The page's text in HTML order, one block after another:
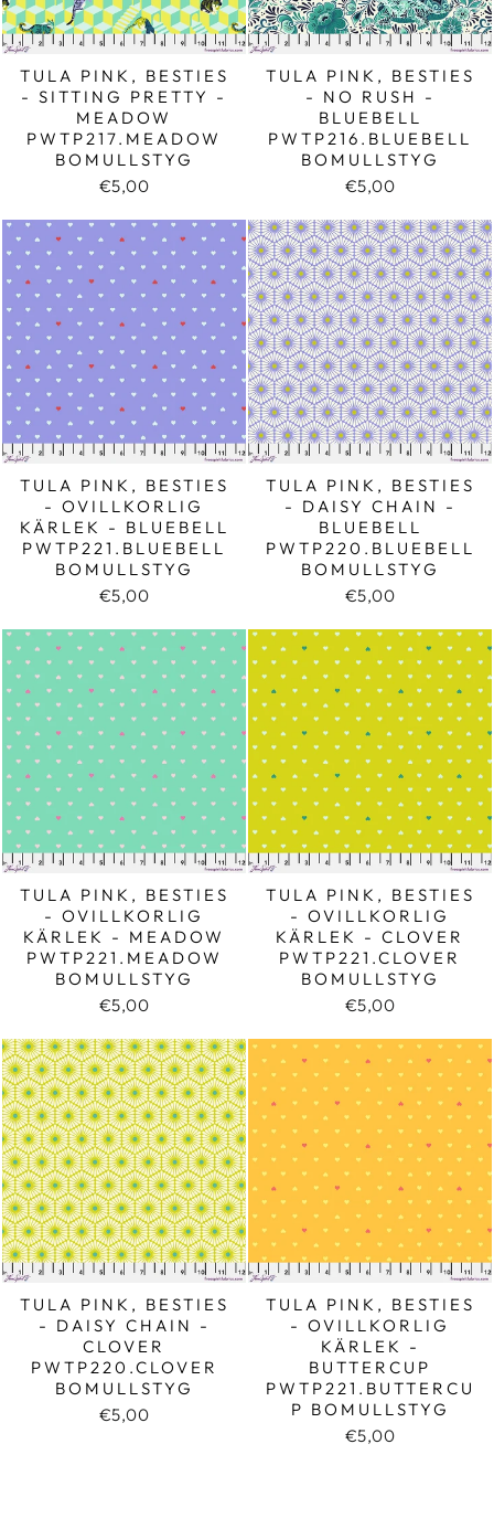
TULA PINK, BESTIES
- SITTING PRETTY -
MEADOW
PWTP217.MEADOW
BOMULLSTYG
€5,00
TULA PINK, BESTIES
- NO RUSH -
BLUEBELL
PWTP216.BLUEBELL
BOMULLSTYG
€5,00
TULA PINK, BESTIES
- OVILLKORLIG
KÄRLEK - BLUEBELL
PWTP221.BLUEBELL
BOMULLSTYG
€5,00
TULA PINK, BESTIES
- DAISY CHAIN -
BLUEBELL
PWTP220.BLUEBELL
BOMULLSTYG
€5,00
TULA PINK, BESTIES
- OVILLKORLIG
KÄRLEK - MEADOW
PWTP221.MEADOW
BOMULLSTYG
€5,00
TULA PINK, BESTIES
- OVILLKORLIG
KÄRLEK - CLOVER
PWTP221.CLOVER
BOMULLSTYG
€5,00
TULA PINK, BESTIES
- DAISY CHAIN -
CLOVER
PWTP220.CLOVER
BOMULLSTYG
€5,00
TULA PINK, BESTIES
- OVILLKORLIG
KÄRLEK -
BUTTERCUP
PWTP221.BUTTERCU
P BOMULLSTYG
€5,00